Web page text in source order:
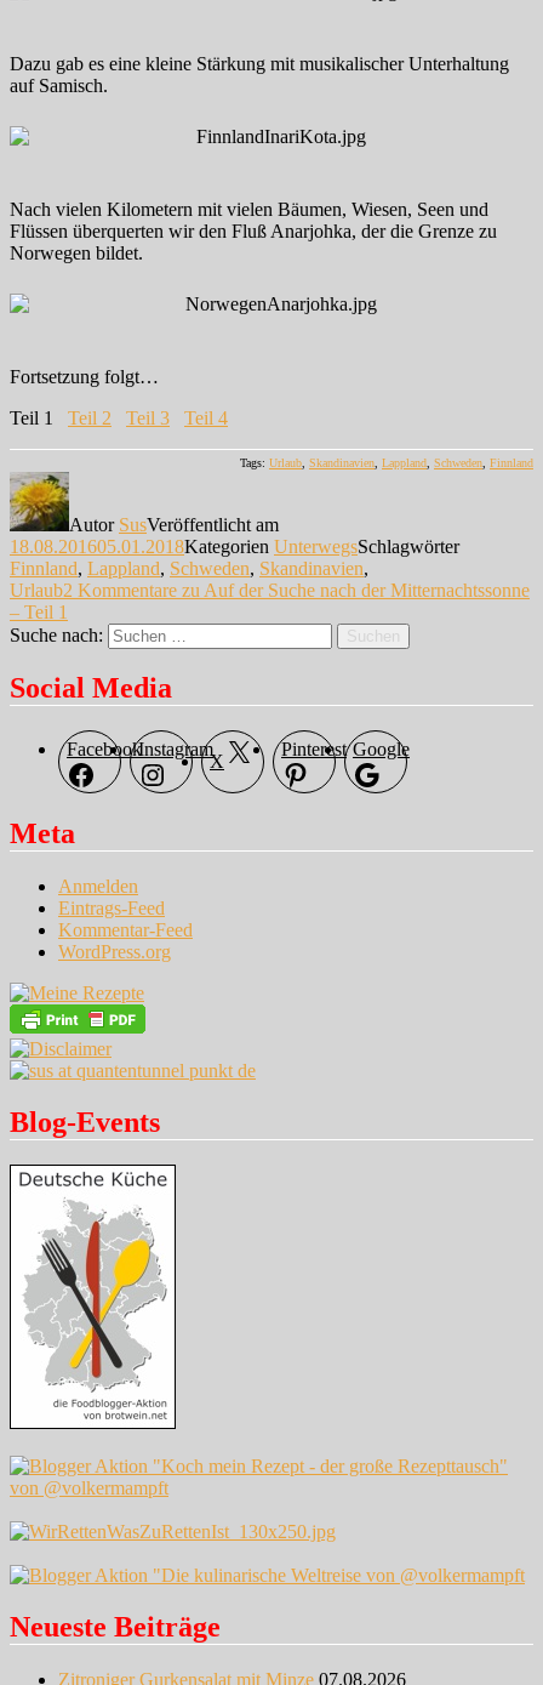
Dazu gab es eine kleine Stärkung mit musikalischer Unterhaltung
auf Samisch.
Nach vielen Kilometern mit vielen Bäumen, Wiesen, Seen und
Flüssen überquerten wir den Fluß Anarjohka, der die Grenze zu
Norwegen bildet.
Fortsetzung folgt…
Teil 1 Teil 2 Teil 3 Teil 4
Tags: Urlaub Skandinavien Lappland Schweden Finnland
Autor SusVeröffentlicht am
18.08.201605.01.2018Kategorien UnterwegsSchlagwörter
Finnland, Lappland, Schweden, Skandinavien,
Urlaub2 Kommentare zu Auf der Suche nach der Mitternachtssonne
– Teil 1
Suche nach:
Suchen
Social Media
FacebookInstagram
X
Pinterest Google
Meta
Anmelden
Eintrags-Feed
Kommentar-Feed
WordPress.org
Blog-Events
Neueste Beiträge
Zitroniger Gurkensalat mit Minze 07.08.2026